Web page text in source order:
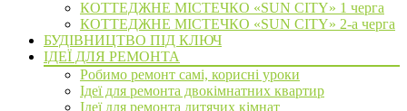
КОТТЕДЖНЕ МІСТЕЧКО «SUN CITY» 1 черга
КОТТЕДЖНЕ МІСТЕЧКО «SUN CITY» 2-а черга
БУДІВНИЦТВО ПІД КЛЮЧ
ІДЕЇ ДЛЯ РЕМОНТА
Робимо ремонт самі, корисні уроки
Ідеї для ремонта двокімнатних квартир
Ідеї для ремонта дитячих кімнат